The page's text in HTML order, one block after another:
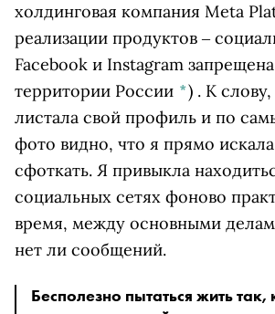
холдинговая компания Meta
реализации продуктов ‒
Facebook и Instagram
территории России *) . К
листала свой профиль и по
фото видно, что я прямо
сфоткать. Я привыкла
социальных сетях фоново
время, между основными
нет ли сообщений.
Бесполезно пытаться жить так,